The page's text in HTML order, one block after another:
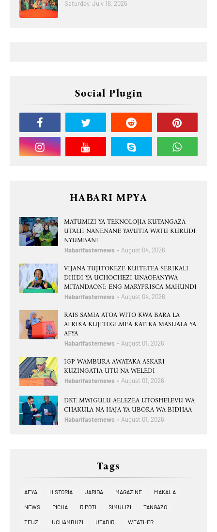
Saturday, July 18, 2026
Social Plugin
HABARI MPYA
MATUMIZI YA TEKNOLOJIA KUTANGAZA
UTALII NANENANE YAVUTIA WATU KURUDI
NYUMBANI
Habarifasternews August 04, 2026
VIJANA TUJITOKEZE KUITETEA SERIKALI
DHIDI YA UCHOCHEZI UNAOFANYWA
MITANDAONI: ENG MARYPRISCA MAHUNDI
Habarifasternews August 04, 2026
RAIS SAMIA ATOA WITO KWA BARA LA
AFRIKA KUJITEGEMEA KATIKA MASUALA YA
AFYA
Habarifasternews August 01, 2026
IGP WAMBURA AWATAKA ASKARI
KUZINGATIA UTU NA WELEDI
Habarifasternews August 01, 2026
DKT. MWIGULU AELEZEA UTOSHELEVU WA
CHAKULA NA HAJA YA UBORA WA BIDHAA
Habarifasternews August 01, 2026
Tags
AFYA HISTORIA JARIDA MAGAZINE MAKALA
NEWS PICHA RIPOTI SIMULIZI TANGAZO
TEUZI UCHAMBUZI UTABIRI WEATHER